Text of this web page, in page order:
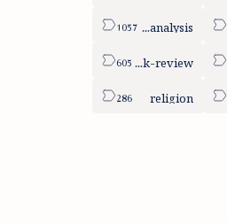
column-analysis
book-review
religion